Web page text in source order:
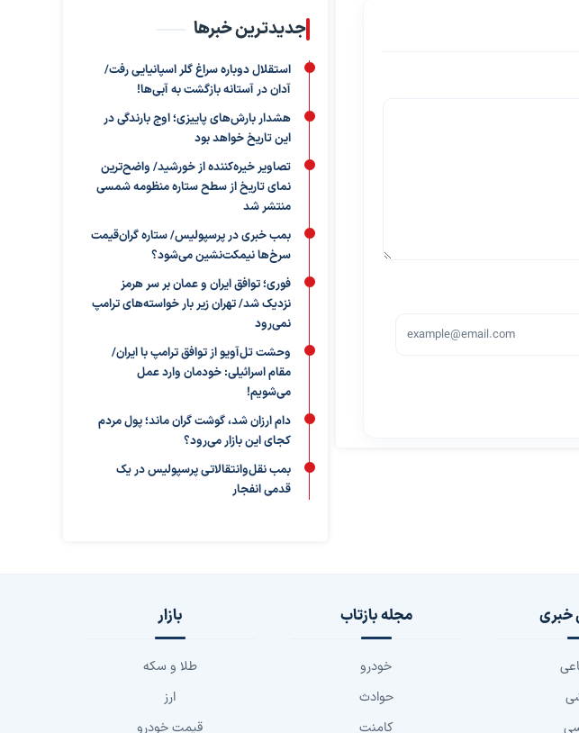
جدیدترین خبرها
استقلال دوباره سراغ گلر اسپانیایی رفت/
آدان در آستانه بازگشت به آبی‌ها!
هشدار بارش‌های پاییزی؛ اوج بارندگی در
این تاریخ خواهد بود
تصاویر خیره‌کننده از خورشید/ واضح‌ترین
نمای تاریخ از سطح ستاره منظومه شمسی
منتشر شد
بمب خبری در پرسپولیس/ ستاره گران‌قیمت
سرخ‌ها نیمکت‌نشین می‌شود؟
فوری؛ توافق ایران و عمان بر سر هرمز
نزدیک شد/ تهران زیر بار خواسته‌های ترامپ
نمی‌رود
وحشت تل‌آویو از توافق ترامپ با ایران/
مقام اسرائیلی: خودمان وارد عمل
می‌شویم!
دام ارزان شد، گوشت گران ماند؛ پول مردم
کجای این بازار می‌رود؟
بمب نقل‌وانتقالاتی پرسپولیس در یک
قدمی انفجار
مجله بازتاب
خودرو
حوادث
کامنت
بازار
طلا و سکه
ارز
قیمت خودرو